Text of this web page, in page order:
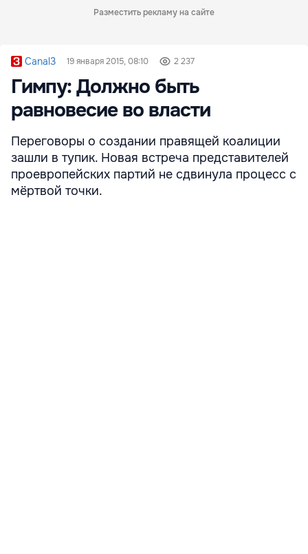
Разместить рекламу на сайте
Canal3 19 января 2015, 08:10 2 237
Гимпу: Должно быть
равновесие во власти
Переговоры о создании правящей коалиции
зашли в тупик. Новая встреча представителей
проевропейских партий не сдвинула процесс с
мёртвой точки.